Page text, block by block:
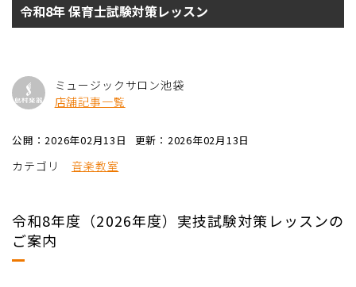
令和8年 保育士試験対策レッスン
ミュージックサロン池袋
店舗記事一覧
公開：2026年02月13日 更新：2026年02月13日
カテゴリ 音楽教室
令和8年度（2026年度）実技試験対策レッスンの
ご案内